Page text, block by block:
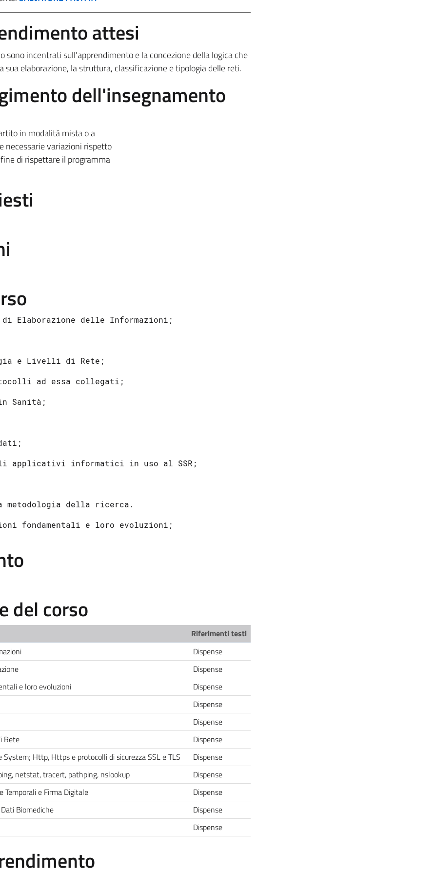
attesi
sono incentrati sull'apprendimento e la concezione della logica che
sua elaborazione, la struttura, classificazione e tipologia delle reti.
dell'insegnamento
in modalità mista o a
necessarie variazioni rispetto
di rispettare il programma
Elaborazione delle Informazioni;
e Livelli di Rete;
ad essa collegati;
Sanità;
applicativi informatici in uso al SSR;
metodologia della ricerca.
fondamentali e loro evoluzioni;
del corso
Riferimenti testi
Dispense
Dispense
e loro evoluzioni
Dispense
Dispense
Dispense
Rete
Dispense
System; Http, Https e protocolli di sicurezza SSL e TLS
Dispense
netstat, tracert, pathping, nslookup
Dispense
Temporali e Firma Digitale
Dispense
Biomediche
Dispense
Dispense